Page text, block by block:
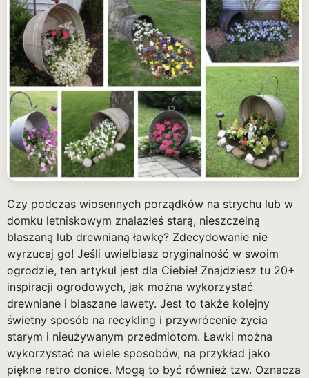
Czy podczas wiosennych porządków na strychu lub w
domku letniskowym znalazłeś starą, nieszczelną
blaszaną lub drewnianą ławkę? Zdecydowanie nie
wyrzucaj go! Jeśli uwielbiasz oryginalność w swoim
ogrodzie, ten artykuł jest dla Ciebie! Znajdziesz tu 20+
inspiracji ogrodowych, jak można wykorzystać
drewniane i blaszane lawety. Jest to także kolejny
świetny sposób na recykling i przywrócenie życia
starym i nieużywanym przedmiotom. Ławki można
wykorzystać na wiele sposobów, na przykład jako
piękne retro donice. Mogą to być również tzw. Oznacza